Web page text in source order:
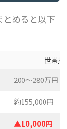
めると以下
世帯持
200〜280万円
約155,000円
▲10,000円